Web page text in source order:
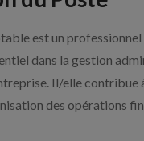
est un
dans la gestion
Il/elle contribue
des opérations